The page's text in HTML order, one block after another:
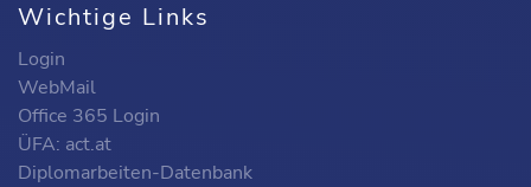
Wichtige Links
Login
WebMail
Office 365 Login
ÜFA: act.at
Diplomarbeiten-Datenbank